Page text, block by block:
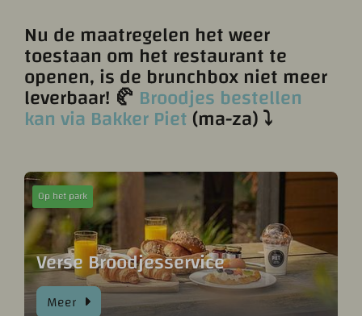
Nu de maatregelen het weer
toestaan om het restaurant te
openen, is de brunchbox niet meer
leverbaar! 🥐 Broodjes bestellen
kan via Bakker Piet(ma-za) ⤵
Op het park
Verse Broodjesservice
Meer